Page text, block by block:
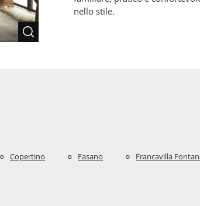
nello stile.
Copertino Fasano Francavilla